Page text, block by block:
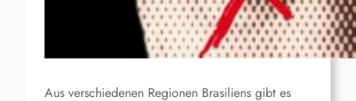
Aus verschiedenen Regionen Brasiliens gibt es